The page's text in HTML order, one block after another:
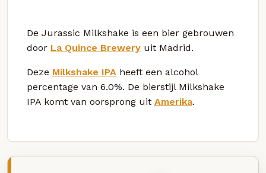
De Jurassic Milkshake is een bier gebrouwen
door La Quince Brewery uit Madrid.
Deze Milkshake IPA heeft een alcohol
percentage van 6.0%. De bierstijl Milkshake
IPA komt van oorsprong uit Amerika.